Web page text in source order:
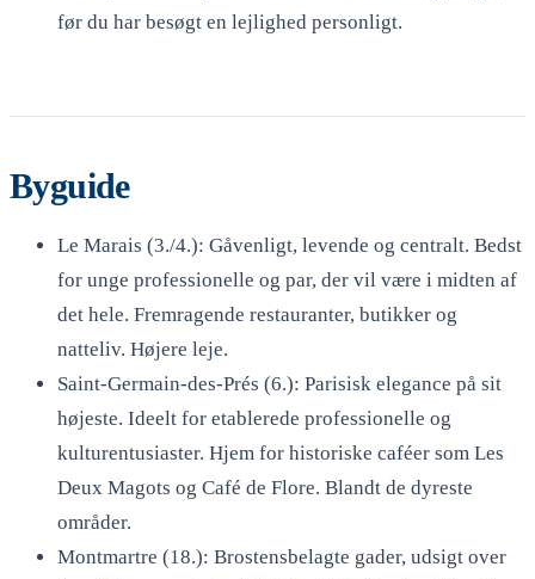
før du har besøgt en lejlighed personligt.
Byguide
Le Marais (3./4.): Gåvenligt, levende og centralt. Bedst
for unge professionelle og par, der vil være i midten af
det hele. Fremragende restauranter, butikker og
natteliv. Højere leje.
Saint-Germain-des-Prés (6.): Parisisk elegance på sit
højeste. Ideelt for etablerede professionelle og
kulturentusiaster. Hjem for historiske caféer som Les
Deux Magots og Café de Flore. Blandt de dyreste
områder.
Montmartre (18.): Brostensbelagte gader, udsigt over